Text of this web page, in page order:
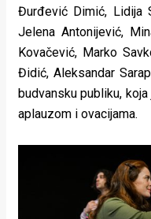
Đurđević Dimić, Lidija
Jelena Antonijević,
Kovačević, Marko
Đidić, Aleksandar
budvansku publiku,
aplauzom i ovacijama.